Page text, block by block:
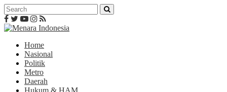
Home
Nasional
Politik
Metro
Daerah
Hukum & HAM